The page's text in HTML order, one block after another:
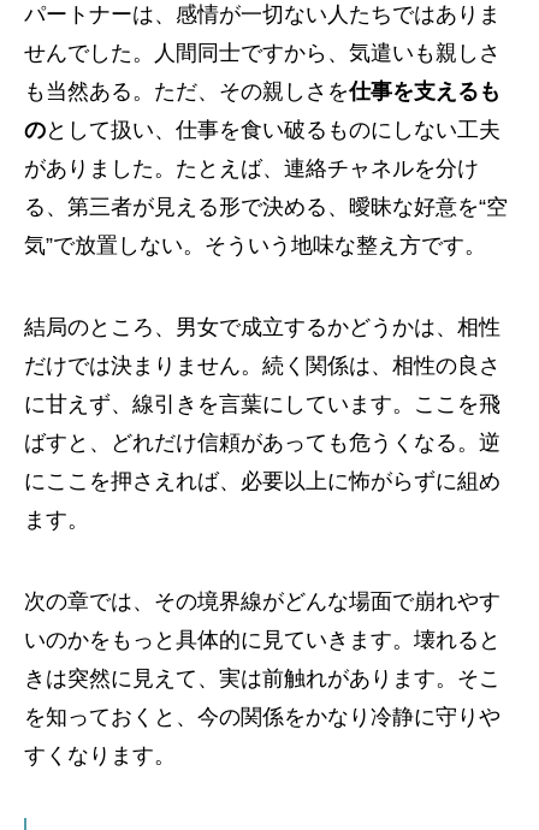
パートナーは、感情が一切ない人たちではありま
せんでした。人間同士ですから、気遣いも親しさ
も当然ある。ただ、その親しさを仕事を支えるも
のとして扱い、仕事を食い破るものにしない工夫
がありました。たとえば、連絡チャネルを分け
る、第三者が見える形で決める、曖昧な好意を“空
気”で放置しない。そういう地味な整え方です。
結局のところ、男女で成立するかどうかは、相性
だけでは決まりません。続く関係は、相性の良さ
に甘えず、線引きを言葉にしています。ここを飛
ばすと、どれだけ信頼があっても危うくなる。逆
にここを押さえれば、必要以上に怖がらずに組め
ます。
次の章では、その境界線がどんな場面で崩れやす
いのかをもっと具体的に見ていきます。壊れると
きは突然に見えて、実は前触れがあります。そこ
を知っておくと、今の関係をかなり冷静に守りや
すくなります。